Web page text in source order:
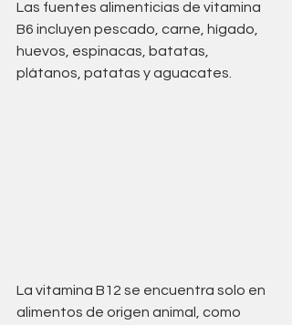
Las fuentes alimenticias de vitamina
B6 incluyen pescado, carne, hígado,
huevos, espinacas, batatas,
plátanos, patatas y aguacates.
La vitamina B12 se encuentra solo en
alimentos de origen animal, como